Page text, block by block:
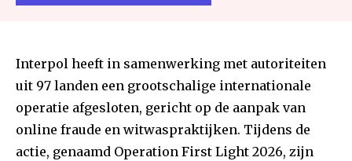
Interpol heeft in samenwerking met autoriteiten
uit 97 landen een grootschalige internationale
operatie afgesloten, gericht op de aanpak van
online fraude en witwaspraktijken. Tijdens de
actie, genaamd Operation First Light 2026, zijn